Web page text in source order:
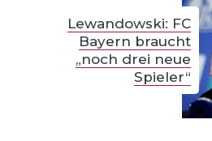
Lewandowski: FC
Bayern braucht
„noch drei neue
Spieler“